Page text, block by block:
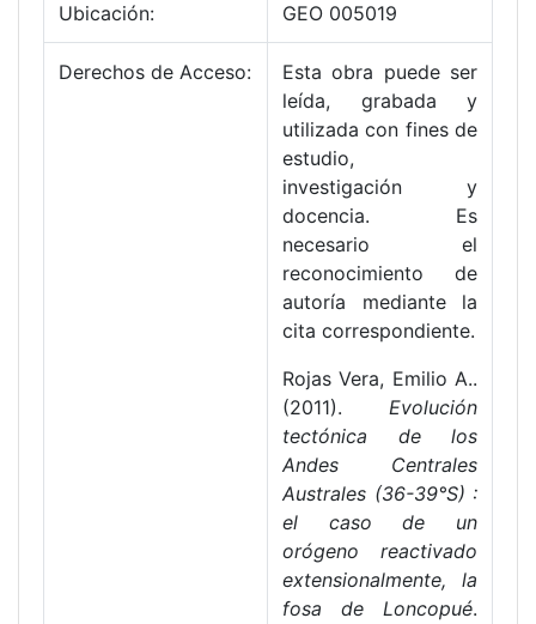
Ubicación: GEO 005019
Derechos de Acceso:
Esta obra puede ser
leída, grabada y
utilizada con fines de
estudio,
investigación y
docencia. Es
necesario el
reconocimiento de
autoría mediante la
cita correspondiente.
Rojas Vera, Emilio A..
(2011). Evolución
tectónica de los
Andes Centrales
Australes (36-39°S) :
el caso de un
orógeno reactivado
extensionalmente, la
fosa de Loncopué.